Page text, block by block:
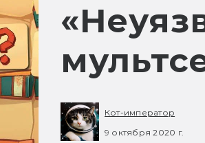
Кот-император
9 октября 2020 г.